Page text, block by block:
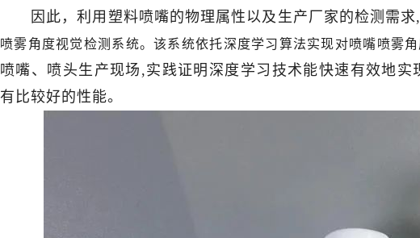
因此，利用塑料喷嘴的物理属性以及生产厂家的检测需
喷雾角度视觉检测系统。该系统依托深度学习算法实现对喷嘴喷雾角
喷嘴、喷头生产现场,实践证明深度学习技术能快速有效地
有比较好的性能。